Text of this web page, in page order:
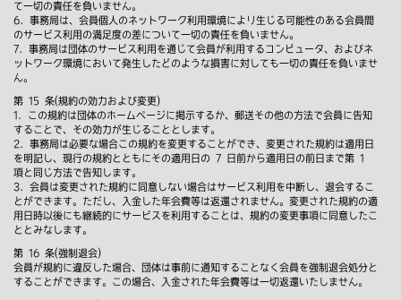
て一切の責任を負いません。
6．事務局は、会員個人のネットワーク利用環境により生じる可能性のある会員間
のサービス利用の満足度の差について一切の責任を負いません。
7．事務局は団体のサービス利用を通じて会員が利用するコンピュータ、およびネ
ットワーク環境において発生したどのような損害に対しても一切の責任を負いませ
ん。
第 15 条(規約の効力および変更)
1．この規約は団体のホームページに掲示するか、郵送その他の方法で会員に告知
することで、その効力が生じることとします。
2．事務局は必要な場合この規約を変更することができ、変更された規約は適用日
を明記し、現行の規約とともにその適用日の 7 日前から適用日の前日まで第 1
項と同じ方法で告知します。
3．会員は変更された規約に同意しない場合はサービス利用を中断し、退会するこ
とができます。ただし、入金した年会費等は返還されません。変更された規約の適
用日時以後にも継続的にサービスを利用することは、規約の変更事項に同意したこ
ととみなします。
第 16 条(強制退会)
会員が規約に違反した場合、団体は事前に通知することなく会員を強制退会処分と
することができます。この場合、入金された年会費等は一切返還いたしません。